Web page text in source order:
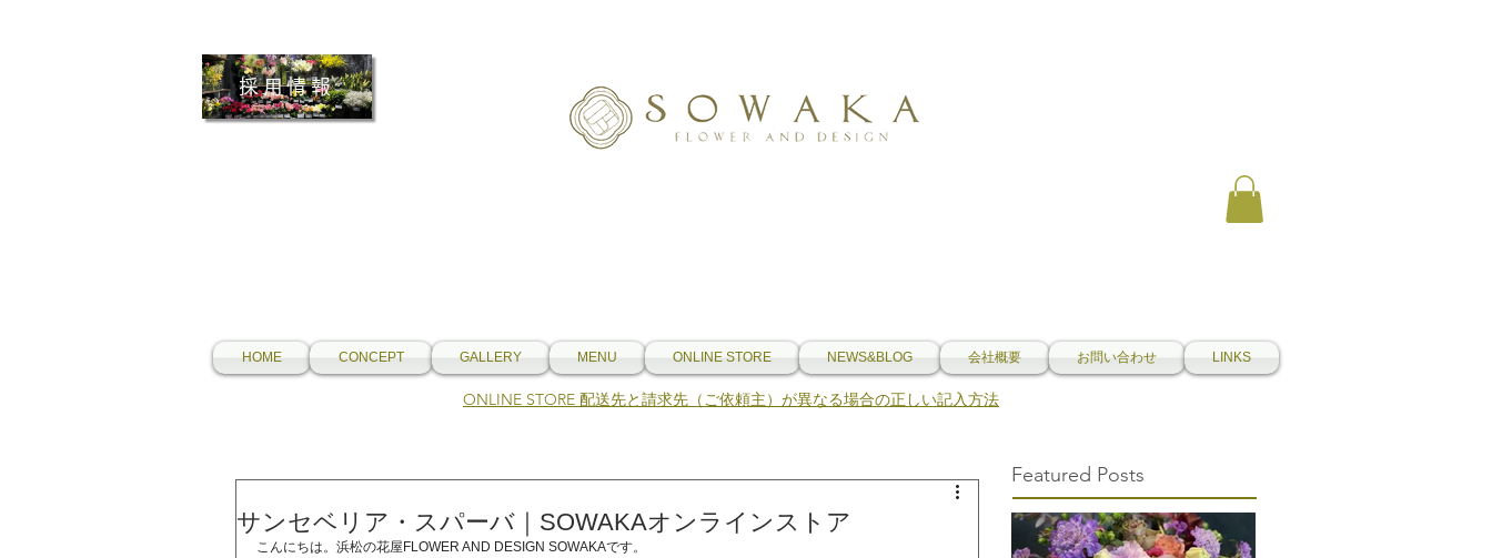
採用情報
HOME CONCEPT GALLERY MENU ONLINE STORE NEWS&BLOG 会社概要 お問い合わせ LINKS
​ONLINE STORE 配送先と請求先（ご依頼主）が異なる場合の正しい記入方法
サンセベリア・スパーバ｜SOWAKAオンラインストア
こんにちは。浜松の花屋FLOWER AND DESIGN SOWAKAです。
Featured Posts